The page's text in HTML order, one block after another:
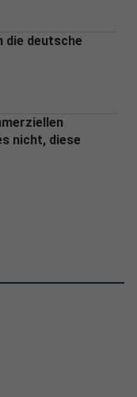
die deutsche
nicht, diese